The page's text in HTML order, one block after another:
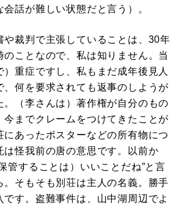
話が難しい状態だと言う）。
や裁判で主張していることは、30年
のことなので、私は知りません。当
重症ですし、私もまだ成年後見人
、何を要求されても返事のしようが
。（李さんは）著作権が自分のもの
今までクレームをつけてきたことが
にあったポスターなどの所有物につ
は怪我前の唐の意思です。以前か
管することは）いいことだね”と言
。そもそも別荘は主人の名義。勝手
です。盗難事件は、山中湖周辺でよ